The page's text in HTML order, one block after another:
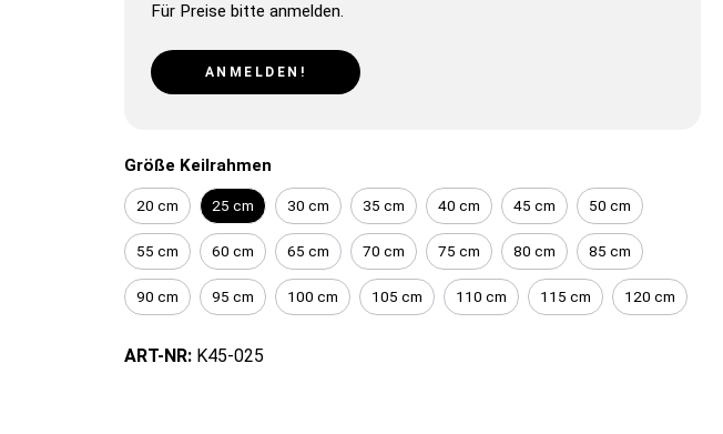
Für Preise bitte anmelden.
ANMELDEN!
Größe Keilrahmen
20 cm 25 cm 30 cm 35 cm 40 cm 45 cm 50 cm
55 cm 60 cm 65 cm 70 cm 75 cm 80 cm 85 cm
90 cm 95 cm 100 cm 105 cm 110 cm 115 cm 120 cm
ART-NR: K45-025